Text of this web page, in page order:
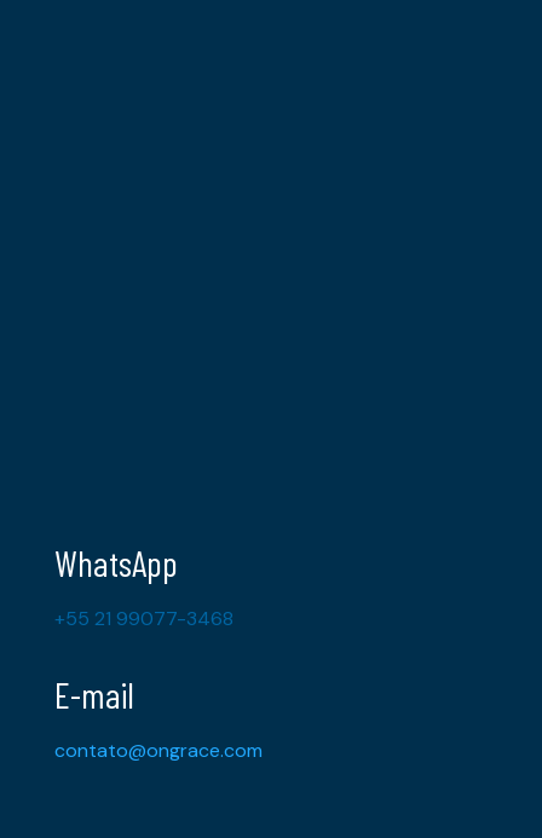
WhatsApp
+55 21 99077-3468
E-mail
contato@ongrace.com